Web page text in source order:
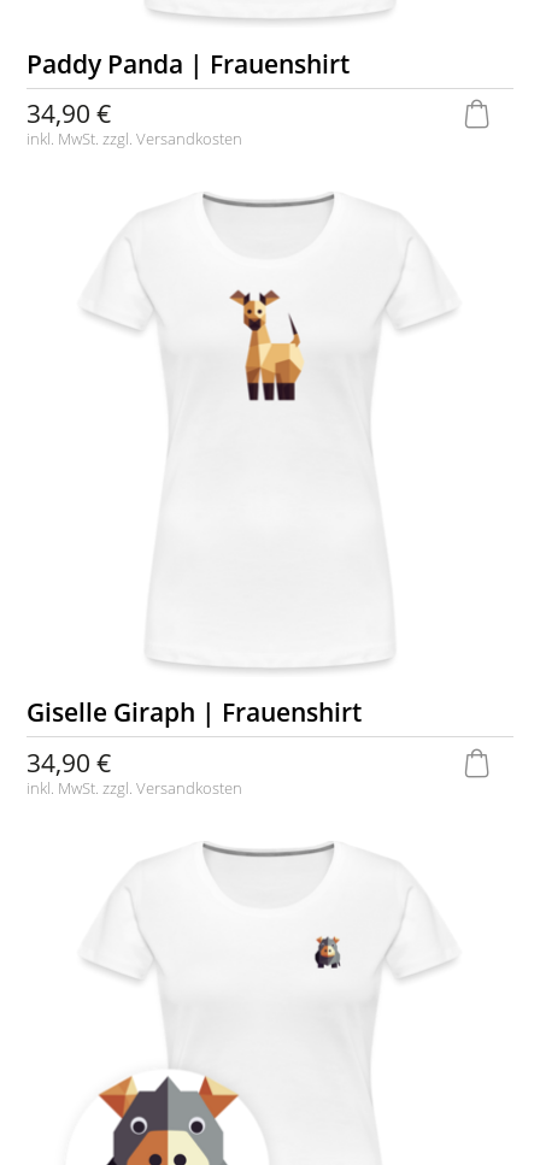
Paddy Panda | Frauenshirt
34,90 €
inkl. MwSt. zzgl.Versandkosten
Giselle Giraph | Frauenshirt
34,90 €
inkl. MwSt. zzgl.Versandkosten